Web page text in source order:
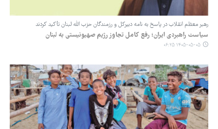
رهبر معظم انقلاب در پاسخ به نامه دبیرکل و رزمندگان حزب الله لبنان تأکید کردند
سیاست راهبردی ایران؛ رفع کامل تجاوز رژیم صهیونیستی به لبنان
۱۴۰۵-۰۵-۰۵ ۰۶:۲۵